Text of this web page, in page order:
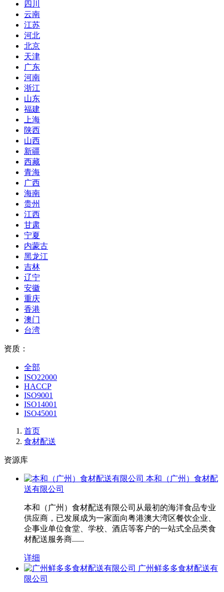
四川
云南
江苏
河北
北京
天津
广东
河南
浙江
山东
福建
上海
陕西
山西
新疆
西藏
青海
广西
海南
贵州
江西
甘肃
宁夏
内蒙古
黑龙江
吉林
辽宁
安徽
重庆
香港
澳门
台湾
资质：
全部
ISO22000
HACCP
ISO9001
ISO14001
ISO45001
首页
食材配送
资源库
本和（广州）食材配
送有限公司
本和（广州）食材配送有限公司从最初的海洋食品专业
供应商，已发展成为一家面向粤港澳大湾区餐饮企业、
企事业单位食堂、学校、酒店等客户的一站式全品类食
材配送服务商......
详细
广州鲜多多食材配送有
限公司